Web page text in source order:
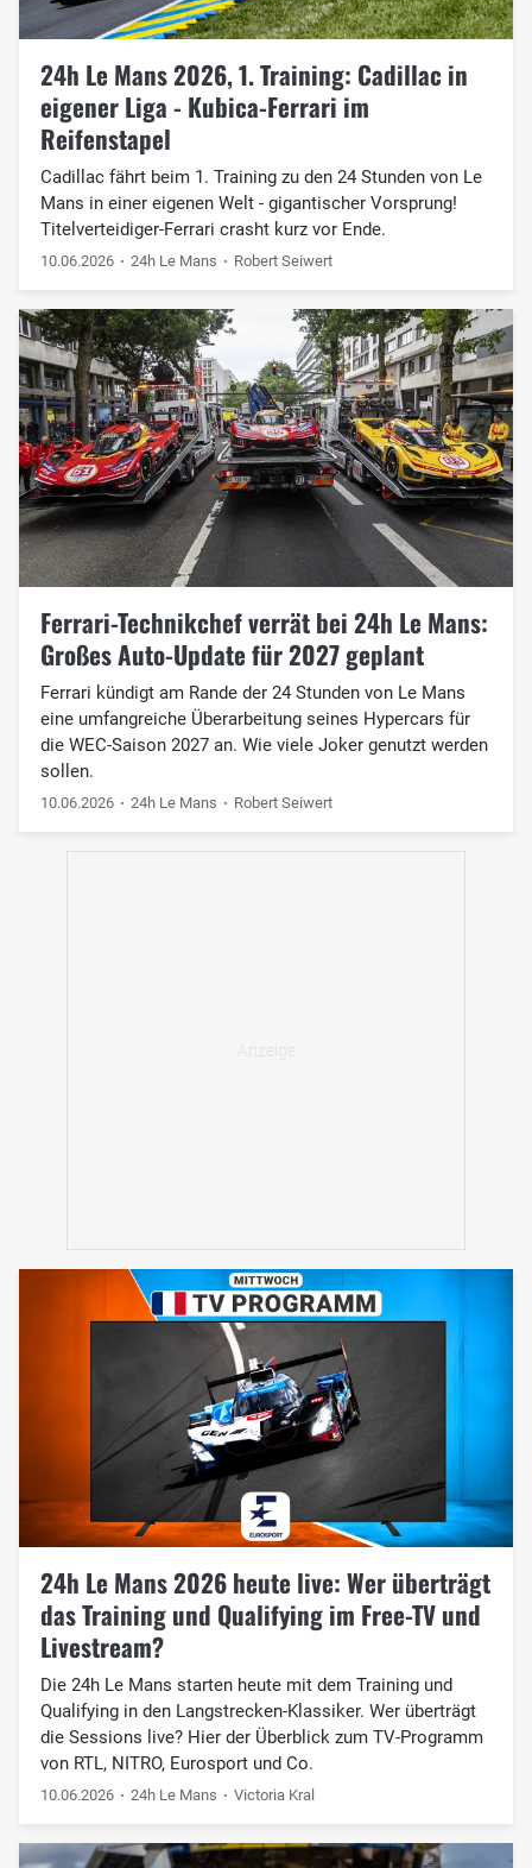
24h Le Mans 2026, 1. Training: Cadillac in
eigener Liga - Kubica-Ferrari im
Reifenstapel
Cadillac fährt beim 1. Training zu den 24 Stunden von Le
Mans in einer eigenen Welt - gigantischer Vorsprung!
Titelverteidiger-Ferrari crasht kurz vor Ende.
10.06.2026 24h Le Mans Robert Seiwert
Ferrari-Technikchef verrät bei 24h Le Mans:
Großes Auto-Update für 2027 geplant
Ferrari kündigt am Rande der 24 Stunden von Le Mans
eine umfangreiche Überarbeitung seines Hypercars für
die WEC-Saison 2027 an. Wie viele Joker genutzt werden
sollen.
10.06.2026 24h Le Mans Robert Seiwert
24h Le Mans 2026 heute live: Wer überträgt
das Training und Qualifying im Free-TV und
Livestream?
Die 24h Le Mans starten heute mit dem Training und
Qualifying in den Langstrecken-Klassiker. Wer überträgt
die Sessions live? Hier der Überblick zum TV-Programm
von RTL, NITRO, Eurosport und Co.
10.06.2026 24h Le Mans Victoria Kral